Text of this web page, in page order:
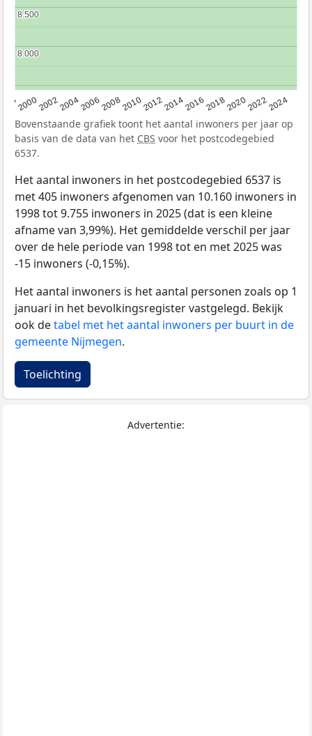
2000200220042006200820102012201420162018202020222024
8.000
8.000
8.500
8.500
Bovenstaande grafiek toont het aantal inwoners per jaar op
basis van de data van het CBS voor het postcodegebied
6537.
Het aantal inwoners in het postcodegebied 6537 is
met 405 inwoners afgenomen van 10.160 inwoners in
1998 tot 9.755 inwoners in 2025 (dat is een kleine
afname van 3,99%). Het gemiddelde verschil per jaar
over de hele periode van 1998 tot en met 2025 was
-15 inwoners (-0,15%).
Het aantal inwoners is het aantal personen zoals op 1
januari in het bevolkingsregister vastgelegd. Bekijk
ook detabel met het aantal inwoners per buurt in de
gemeente Nijmegen.
Toelichting
Advertentie: